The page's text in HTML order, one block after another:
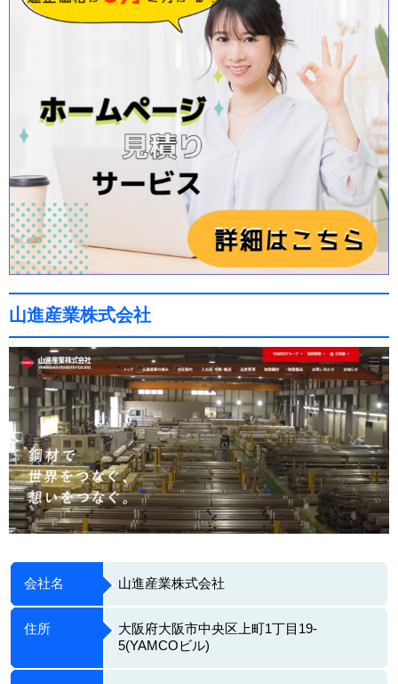
山進産業株式会社
会社名 山進産業株式会社
住所
大阪府大阪市中央区上町1丁目19-
5(YAMCOビル)